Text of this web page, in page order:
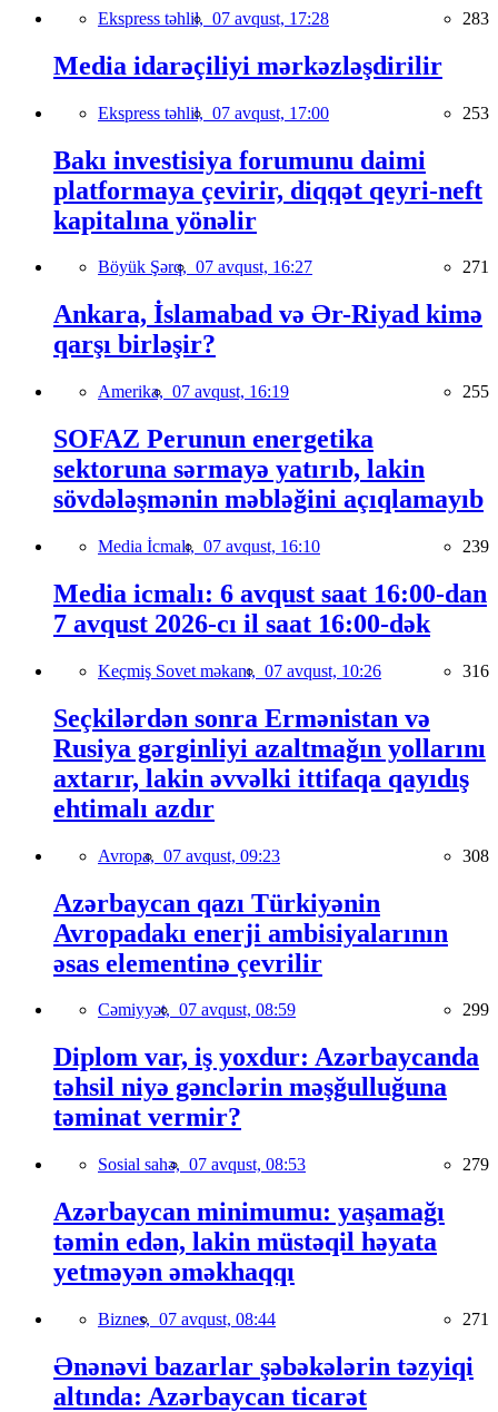
Ekspress təhlil, 07 avqust, 17:28 283
Media idarəçiliyi mərkəzləşdirilir
Ekspress təhlil, 07 avqust, 17:00 253
Bakı investisiya forumunu daimi
platformaya çevirir, diqqət qeyri-neft
kapitalına yönəlir
Böyük Şərq, 07 avqust, 16:27 271
Ankara, İslamabad və Ər-Riyad kimə
qarşı birləşir?
Amerika, 07 avqust, 16:19 255
SOFAZ Perunun energetika
sektoruna sərmayə yatırıb, lakin
sövdələşmənin məbləğini açıqlamayıb
Media İcmalı, 07 avqust, 16:10 239
Media icmalı: 6 avqust saat 16:00-dan
7 avqust 2026-cı il saat 16:00-dək
Keçmiş Sovet məkanı, 07 avqust, 10:26 316
Seçkilərdən sonra Ermənistan və
Rusiya gərginliyi azaltmağın yollarını
axtarır, lakin əvvəlki ittifaqa qayıdış
ehtimalı azdır
Avropa, 07 avqust, 09:23 308
Azərbaycan qazı Türkiyənin
Avropadakı enerji ambisiyalarının
əsas elementinə çevrilir
Cəmiyyət, 07 avqust, 08:59 299
Diplom var, iş yoxdur: Azərbaycanda
təhsil niyə gənclərin məşğulluğuna
təminat vermir?
Sosial sahə, 07 avqust, 08:53 279
Azərbaycan minimumu: yaşamağı
təmin edən, lakin müstəqil həyata
yetməyən əməkhaqqı
Biznes, 07 avqust, 08:44 271
Ənənəvi bazarlar şəbəkələrin təzyiqi
altında: Azərbaycan ticarət